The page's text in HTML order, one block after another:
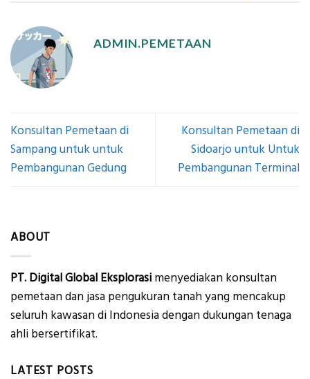
ADMIN.PEMETAAN
Konsultan Pemetaan di
Sampang untuk untuk
Pembangunan Gedung
Konsultan Pemetaan di
Sidoarjo untuk Untuk
Pembangunan Terminal
ABOUT
PT. Digital Global Eksplorasi menyediakan konsultan
pemetaan dan jasa pengukuran tanah yang mencakup
seluruh kawasan di Indonesia dengan dukungan tenaga
ahli bersertifikat.
LATEST POSTS